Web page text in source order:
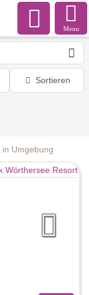
Menu
Sortieren
in Umgebung